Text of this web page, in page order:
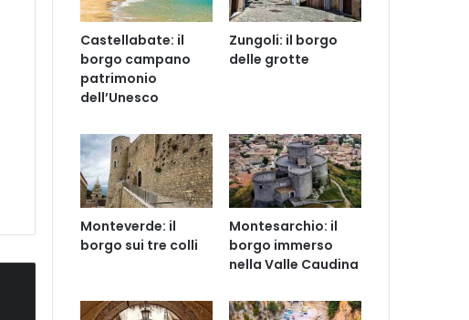
Castellabate: il
borgo campano
patrimonio
dell’Unesco
Zungoli: il borgo
delle grotte
Monteverde: il
borgo sui tre colli
Montesarchio: il
borgo immerso
nella Valle Caudina